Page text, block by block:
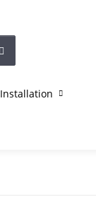
Installation